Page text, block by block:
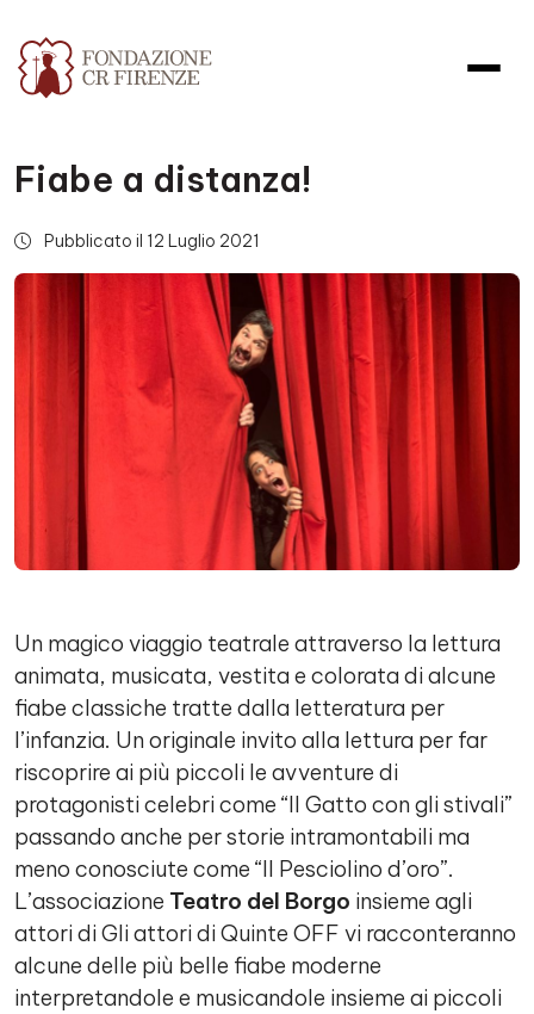
Fiabe a distanza!
Pubblicato il 12 Luglio 2021
Un magico viaggio teatrale attraverso la lettura
animata, musicata, vestita e colorata di alcune
fiabe classiche tratte dalla letteratura per
l’infanzia. Un originale invito alla lettura per far
riscoprire ai più piccoli le avventure di
protagonisti celebri come “Il Gatto con gli stivali”
passando anche per storie intramontabili ma
meno conosciute come “Il Pesciolino d’oro”.
L’associazione Teatro del Borgo insieme agli
attori di Gli attori di Quinte OFF vi racconteranno
alcune delle più belle fiabe moderne
interpretandole e musicandole insieme ai piccoli